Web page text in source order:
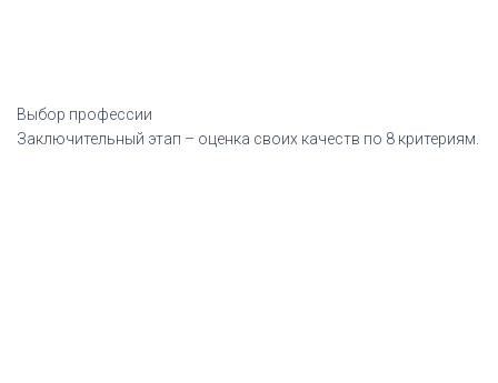
Выбор профессии
Заключительный этап – оценка своих качеств по 8 критериям.